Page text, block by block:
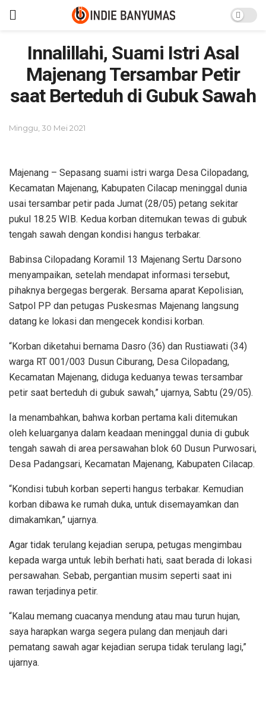
Innalillahi, Suami Istri Asal
Majenang Tersambar Petir
saat Berteduh di Gubuk Sawah
Minggu, 30 Mei 2021
Majenang – Sepasang suami istri warga Desa Cilopadang,
Kecamatan Majenang, Kabupaten Cilacap meninggal dunia
usai tersambar petir pada Jumat (28/05) petang sekitar
pukul 18.25 WIB. Kedua korban ditemukan tewas di gubuk
tengah sawah dengan kondisi hangus terbakar.
Babinsa Cilopadang Koramil 13 Majenang Sertu Darsono
menyampaikan, setelah mendapat informasi tersebut,
pihaknya bergegas bergerak. Bersama aparat Kepolisian,
Satpol PP dan petugas Puskesmas Majenang langsung
datang ke lokasi dan mengecek kondisi korban.
“Korban diketahui bernama Dasro (36) dan Rustiawati (34)
warga RT 001/003 Dusun Ciburang, Desa Cilopadang,
Kecamatan Majenang, diduga keduanya tewas tersambar
petir saat berteduh di gubuk sawah,” ujarnya, Sabtu (29/05).
Ia menambahkan, bahwa korban pertama kali ditemukan
oleh keluarganya dalam keadaan meninggal dunia di gubuk
tengah sawah di area persawahan blok 60 Dusun Purwosari,
Desa Padangsari, Kecamatan Majenang, Kabupaten Cilacap.
“Kondisi tubuh korban seperti hangus terbakar. Kemudian
korban dibawa ke rumah duka, untuk disemayamkan dan
dimakamkan,” ujarnya.
Agar tidak terulang kejadian serupa, petugas mengimbau
kepada warga untuk lebih berhati hati, saat berada di lokasi
persawahan. Sebab, pergantian musim seperti saat ini
rawan terjadinya petir.
“Kalau memang cuacanya mendung atau mau turun hujan,
saya harapkan warga segera pulang dan menjauh dari
pematang sawah agar kejadian serupa tidak terulang lagi,”
ujarnya.